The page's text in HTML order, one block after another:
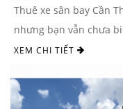
Thuê xe sân bay Cần
nhưng bạn vẫn chưa
phải chăng? Vậy hãy ...
XEM CHI TIẾT